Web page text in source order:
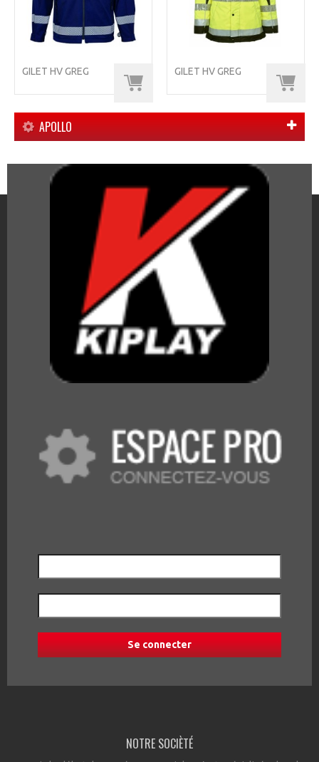
GILET HV GREG GILET HV GREG
APOLLO
NOTRE SOCIÈTÉ